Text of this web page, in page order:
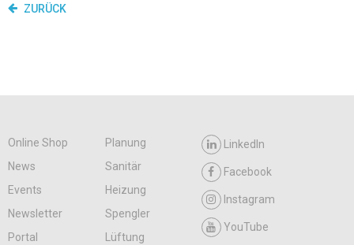
ZURÜCK
Online Shop
Planung
News
Sanitär
Events
Heizung
Newsletter
Spengler
Portal
Lüftung
LinkedIn
Facebook
Instagram
YouTube